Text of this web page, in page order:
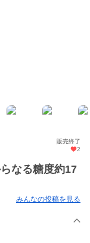
販売終了
2
なる糖度約17
みんなの投稿を見る